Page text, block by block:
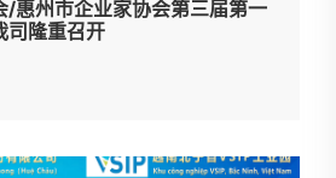
/惠州市企业家协会第三届第一
司隆重召开